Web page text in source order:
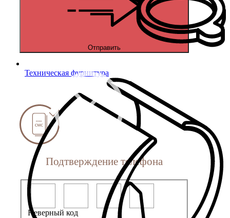
Техническая фурнитура
Отправить
Подтверждение телефона
Неверный код